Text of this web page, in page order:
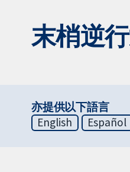
末梢逆
亦提供以下語言
English
Español